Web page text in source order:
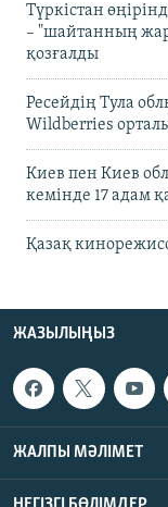
Түркістан
– "шайтанның
қозғалды
Ресейдің Тула
Wildberries
Киев пен Киев
кемінде 17 адам
Қазақ
ЖАЗЫЛЫҢЫЗ
ЖАЛПЫ МӘЛІМЕТ